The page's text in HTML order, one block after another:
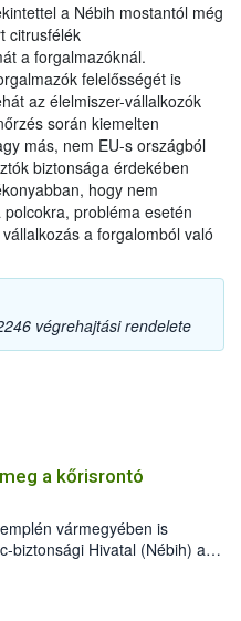
a Nébih mostantól még
citrusfélék
a forgalmazóknál.
felelősségét is
az élelmiszer-vállalkozók
során kiemelten
más, nem EU-s országból
biztonsága érdekében
hogy nem
probléma esetén
a forgalomból való
végrehajtási rendelete
a kőrisrontó
vármegyében is
biztonsági Hivatal (Nébih) a
planipennis) jelenlétét. A
találták meg, de már fertőzött